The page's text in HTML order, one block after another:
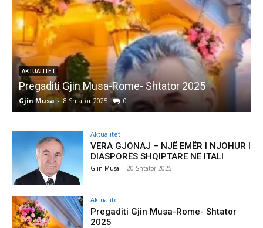
AKTUALITET
Pregaditi Gjin Musa-Rome- Shtator 2025
Gjin Musa - 8 Shtator 2025 0
Aktualitet
VERA GJONAJ – NJË EMËR I NJOHUR I
DIASPORËS SHQIPTARE NË ITALI
Gjin Musa - 20 Shtator 2025
Aktualitet
Pregaditi Gjin Musa-Rome- Shtator
2025